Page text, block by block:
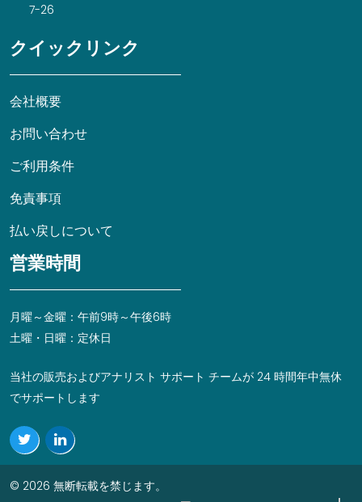
7-26
クイックリンク
会社概要
お問い合わせ
ご利用条件
免責事項
払い戻しについて
営業時間
月曜～金曜：午前9時～午後6時
土曜・日曜：定休日
当社の販売およびアナリスト サポート チームが 24 時間年中無休
でサポートします
© 2026 無断転載を禁じます。